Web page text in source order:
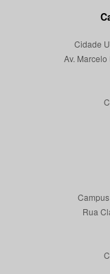
Cidade
Av.
Rua